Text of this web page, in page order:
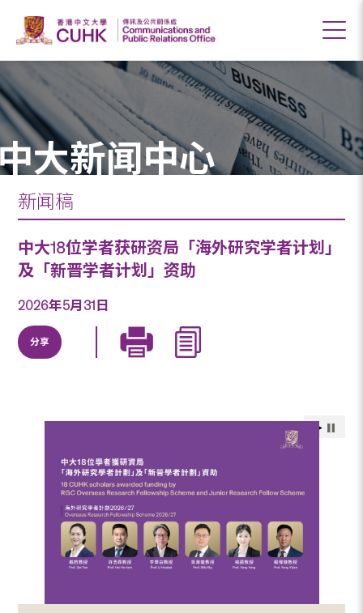
大新闻中心
新闻稿
中大18位学者获研资局「海外研究学者计划」
及「新晋学者计划」资助
2026年5月31日
分享